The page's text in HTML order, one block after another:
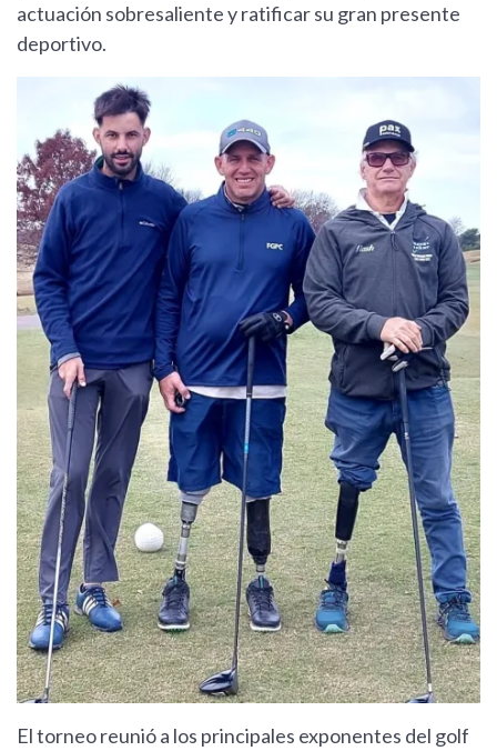
actuación sobresaliente y ratificar su gran presente
deportivo.
El torneo reunió a los principales exponentes del golf